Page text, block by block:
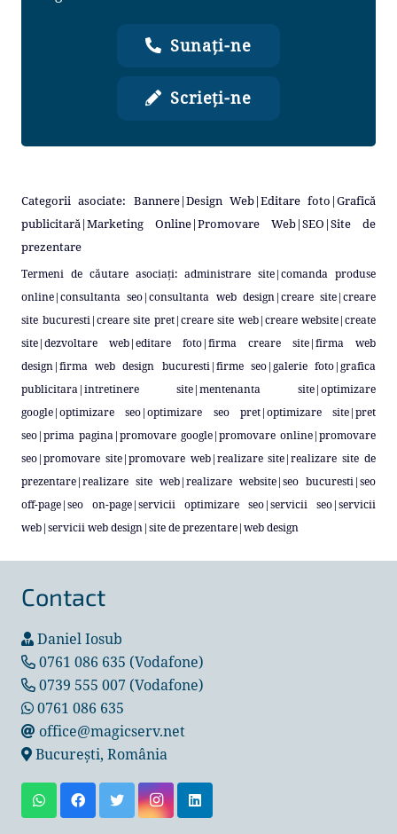
Sunați-ne
Scrieți-ne
Categorii asociate: Bannere|Design Web|Editare foto |Grafică
publicitară |Marketing Online|Promovare Web|SEO |Site de
prezentare
Termeni de căutare asociați: administrare site|comanda produse
online|consultanta seo|consultanta web design|creare site|creare
site bucuresti|creare site pret|creare site web|creare website|create
site|dezvoltare web|editare foto|firma creare site|firma web
design|firma web design bucuresti|firme seo|galerie foto|grafica
publicitara|intretinere site|mentenanta site|optimizare
google|optimizare seo|optimizare seo pret|optimizare site|pret
seo|prima pagina|promovare google|promovare online|promovare
seo|promovare site|promovare web|realizare site|realizare site de
prezentare|realizare site web|realizare website|seo bucuresti|seo
off-page|seo on-page|servicii optimizare seo|servicii seo|servicii
web|servicii web design|site de prezentare|web design
Contact
Daniel Iosub
0761 086 635 (Vodafone)
0739 555 007 (Vodafone)
0761 086 635
office@magicserv.net
București, România